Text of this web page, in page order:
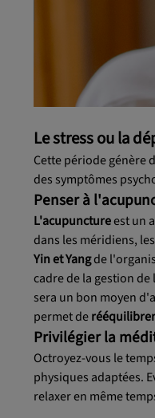
Le stress ou la
Cette période génère
des symptômes
Penser à
L'acupunctureest un
dans les méridiens,
Yin et Yangde
cadre de la gestion
sera un bon moyen
permet de
Privilégier la
Octroyez-vous le
physiques adaptées.
relaxer en même